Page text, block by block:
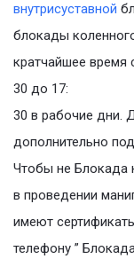
внутрисуставной
блокады
кратчайшее время
30 до 17:
30 в рабочие дни.
дополнительно
Чтобы не Блокада
в проведении
имеют
телефону ”